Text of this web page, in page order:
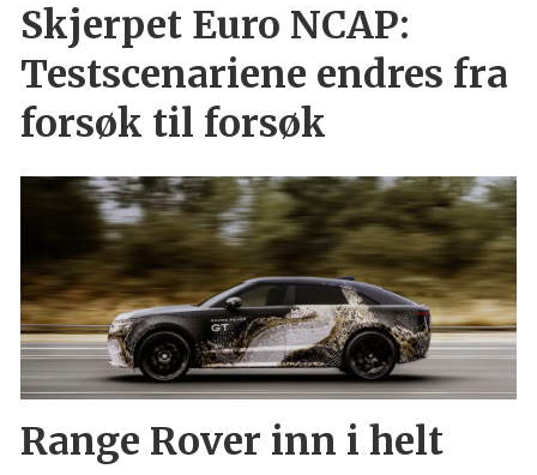
Skjerpet Euro NCAP:
Testscenariene endres fra
forsøk til forsøk
Range Rover inn i helt